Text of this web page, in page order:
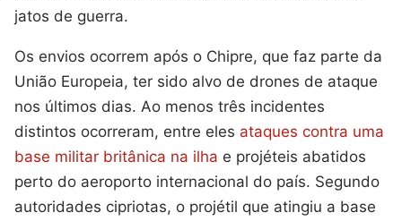
jatos de guerra.
Os envios ocorrem após o Chipre, que faz parte da
União Europeia, ter sido alvo de drones de ataque
nos últimos dias. Ao menos três incidentes
distintos ocorreram, entre eles ataques contra uma
base militar britânica na ilha e projéteis abatidos
perto do aeroporto internacional do país. Segundo
autoridades cipriotas, o projétil que atingiu a base